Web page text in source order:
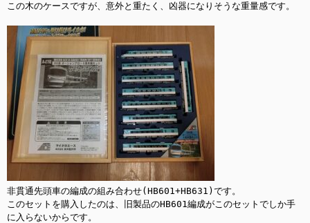
この木のケースですが、意外と重たく、凶器になりそうな重量感です。
非貫通先頭車の編成の組み合わせ(HB601+HB631)です。
このセットを購入したのは、旧製品のHB601編成がこのセットでしか手
に入らないからです。